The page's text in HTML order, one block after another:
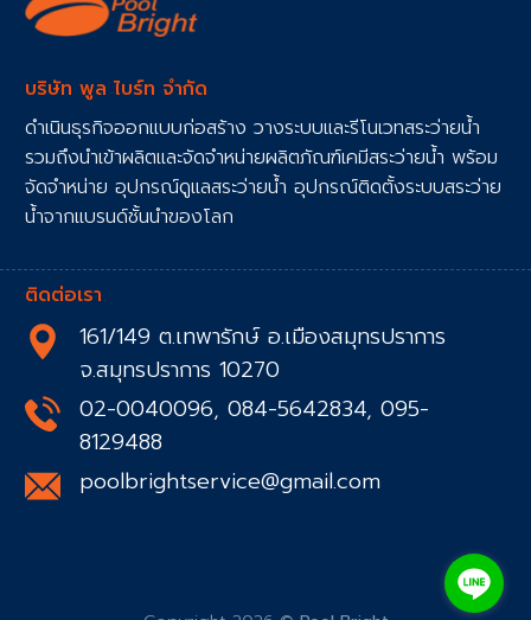
บริษัท พูล ไบร์ท จำกัด
ดำเนินธุรกิจออกแบบก่อสร้าง วางระบบและรีโนเวทสระว่ายน้ำ
รวมถึงนำเข้าผลิตและจัดจำหน่ายผลิตภัณฑ์เคมีสระว่ายน้ำ พร้อม
จัดจำหน่าย อุปกรณ์ดูแลสระว่ายน้ำ อุปกรณ์ติดตั้งระบบสระว่าย
น้ำจากแบรนด์ชั้นนำของโลก
ติดต่อเรา
161/149 ต.เทพารักษ์ อ.เมืองสมุทรปราการ
จ.สมุทรปราการ 10270
02-0040096, 084-5642834, 095-
8129488
poolbrightservice@gmail.com